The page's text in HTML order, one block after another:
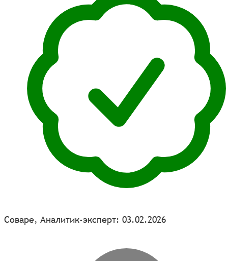
Соваре, Аналитик-эксперт: 03.02.2026